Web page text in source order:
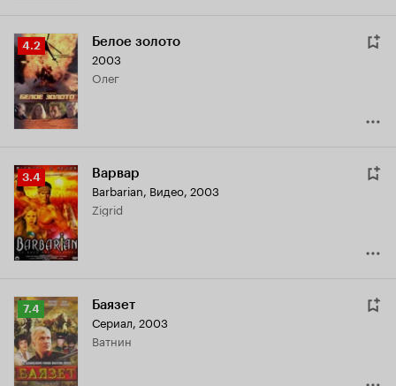
Рейтинг
Кинопоиска
4.2
4.2 Белое золото
2003
Олег
Рейтинг
Кинопоиска
3.4
3.4 Варвар
Barbarian, Видео, 2003
Zigrid
Рейтинг
Кинопоиска
7.4
7.4 Баязет
Сериал, 2003
Ватнин